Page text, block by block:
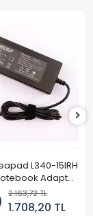
L340-15IRH
Adaptör
Aleti (150W)
2.163,72 TL
1.708,20 TL